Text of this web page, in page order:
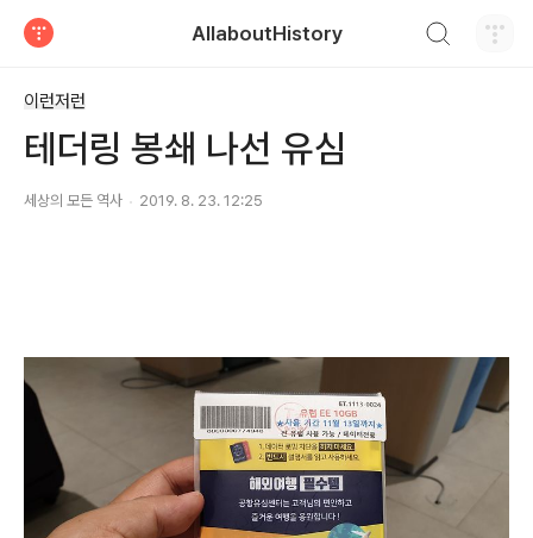
AllaboutHistory
이런저런
테더링 봉쇄 나선 유심
세상의 모든 역사 2019. 8. 23. 12:25